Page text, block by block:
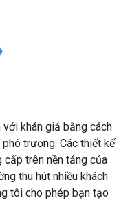
khán giả bằng cách
trương. Các thiết kế
trên nền tảng của
thu hút nhiều khách
tôi cho phép bạn tạo